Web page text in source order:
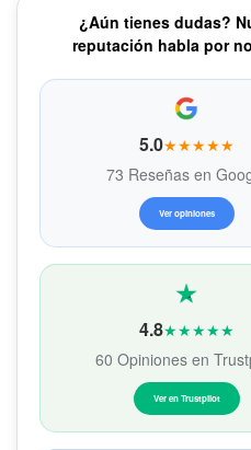
¿Aún tienes dudas?
reputación habla por
5.0★★★★★
73 Reseñas en
Ver opiniones
4.8★★★★★
60 Opiniones en
Ver en Trustpilot